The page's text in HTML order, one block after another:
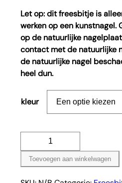
Let op: dit freesbitje is
werken op een kunstnagel.
op de natuurlijke
contact met de natuurlijke
de natuurlijke nagel
heel dun.
kleur
Keramische
Kogel
aantal
Toevoegen aan winkelwagen